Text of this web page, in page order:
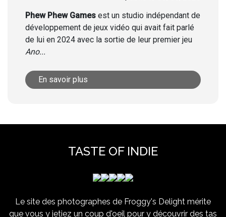
Phew Phew Games est un studio indépendant de
développement de jeux vidéo qui avait fait parlé
de lui en 2024 avec la sortie de leur premier jeu
Ano...
En savoir plus
TASTE OF INDIE
Le site des photographes de Froggy's Delight mérite
que vous y jetiez un coup d'oeil pour y découvrir des tas